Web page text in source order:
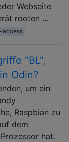
Webseite
rooten …
access
"BL",
Odin?
um ein
Raspbian zu
dem
hat.